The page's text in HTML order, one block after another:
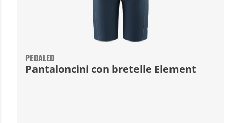
PEDALED
Pantaloncini con bretelle Element